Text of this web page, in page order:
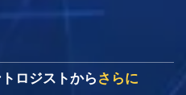
ロジストからさらに